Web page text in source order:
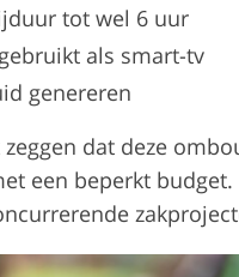
tot wel 6 uur
als smart-tv
genereren
dat deze
een beperkt